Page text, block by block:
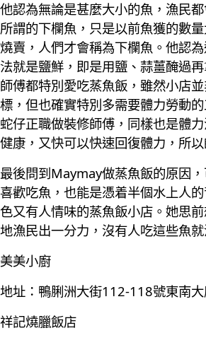
他認為無論是甚麼大小的魚，漁民
所謂的下欄魚，只是以前魚獲的數
燒賣，人們才會稱為下欄魚。他認
法就是鹽鮮，即是用鹽、蒜薑醃過
師傅都特別愛吃蒸魚飯，雖然小店
標，但也確實特別多需要體力勞動
蛇仔正職做裝修師傅，同樣也是體
健康，又快可以快速回復體力，所以
最後問到Maymay做蒸魚飯的原因
喜歡吃魚，也能是憑着半個水上人
色又有人情味的蒸魚飯小店。她思
地漁民出一分力，沒有人吃這些魚就
美美小廚
地址：鴨脷洲大街112-118號東南
祥記燒臘飯店